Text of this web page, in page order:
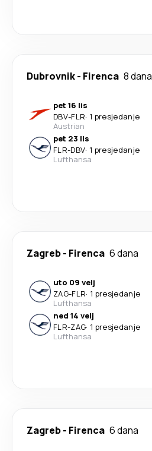
Dubrovnik- Firenca 8 dana
pet 16 lis
DBV-FLR· 1 presjedanje
Austrian
pet 23 lis
FLR-DBV· 1 presjedanje
Lufthansa
Zagreb- Firenca 6 dana
uto 09 velj
ZAG-FLR· 1 presjedanje
Lufthansa
ned 14 velj
FLR-ZAG· 1 presjedanje
Lufthansa
Zagreb- Firenca 6 dana